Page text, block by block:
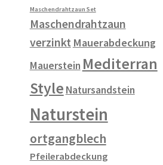
Maschendrahtzaun Set
Maschendrahtzaun
verzinkt Mauerabdeckung
Mauerstein Mediterran
Style Natursandstein
Naturstein
ortgangblech
Pfeilerabdeckung